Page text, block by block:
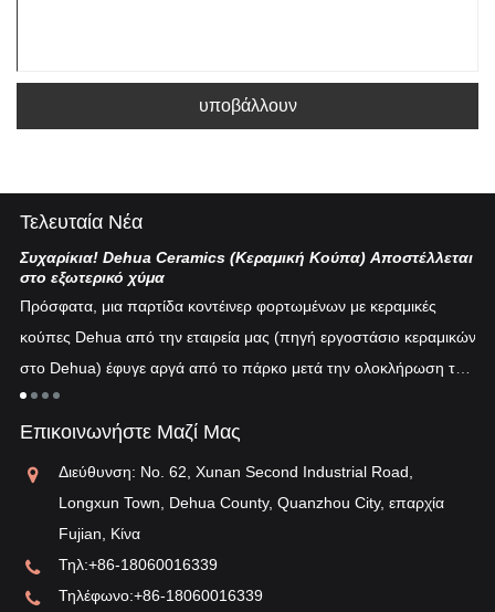
υποβάλλουν
Τελευταία Νέα
Συχαρίκια! Dehua Ceramics (Κεραμική Κούπα) Αποστέλλεται
στο εξωτερικό χύμα
Πρόσφατα, μια παρτίδα κοντέινερ φορτωμένων με κεραμικές
κούπες Dehua από την εταιρεία μας (πηγή εργοστάσιο κεραμικών
στο Dehua) έφυγε αργά από το πάρκο μετά την ολοκλήρωση του
εκτελωνισμού...
Επικοινωνήστε Μαζί Μας
Διεύθυνση: No. 62, Xunan Second Industrial Road,
Longxun Town, Dehua County, Quanzhou City, επαρχία
Fujian, Κίνα
Τηλ:+86-18060016339
Τηλέφωνο:+86-18060016339